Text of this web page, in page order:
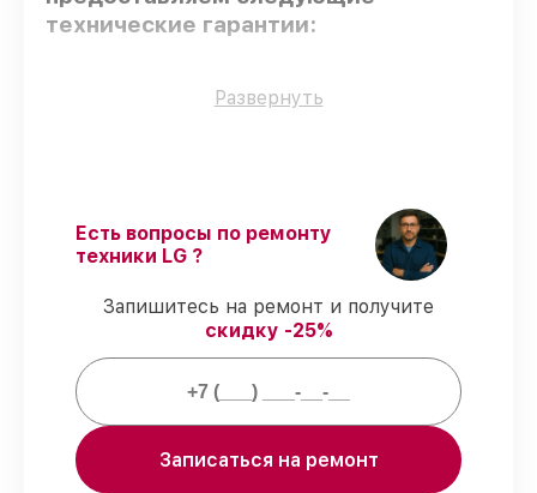
технические гарантии:
Только фирменные комплектующие
–
восстановление кондиционера A09FT
выполняется строго в оговоренные
Гарантийное обслуживание– все
работы по восстановлению проводятся с
официальной гарантией.
Мы гарантируем:
Развернуть
Есть вопросы по ремонту
техники LG ?
Запишитесь на ремонт и получите
скидку -25%
Записаться на ремонт